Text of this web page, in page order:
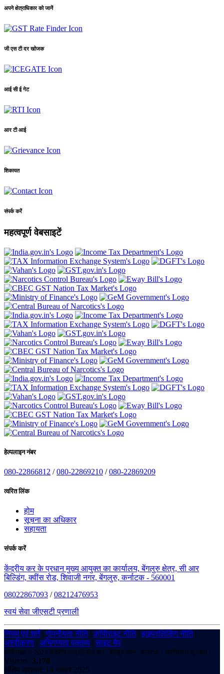
अपने क्षेत्राधिकार को जानें
जी एस टी दर खोजक
आई सी ई गेट
आर टी आई
शिकायत
संपर्क करें
महत्वपूर्ण वेबसाइटें
हेल्पलाइन नंबर
080-22866812 /080-22869210 /080-22869209
त्वरित लिंक
होम
सूचना का अधिकार
सहायता
संपर्क करें
केंद्रीय कर के प्रधान मुख्य आयुक्त का कार्यालय, बेंगलुरु क्षेत्र, सी आर
बिल्डिंग, क्वींस रोड, शिवाजी नगर, बेंगलुरु, कर्नाटक - 560001
08022867093 /08212476953
स्वयं सेवा जीएसटी प्रणाली
नियम एवं शर्तें|गोपनीयता नीति|कॉपीराइट नीति|हाइपरलिंकिंग नीति|
अस्वीकरण | अभिगम्यता वक्तव्य |साइट मैप
कॉपीराइट © 2025 केंद्रीय वस्तु एवं सेवा कर - बेंगलुरु ज़ोन - कर्नाटक। सर्वाधिकार सुरक्षित।
Visitors: 3,170
अंतिम अद्यतन: 14 नवंबर 2025